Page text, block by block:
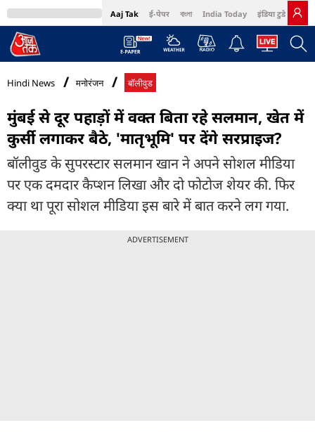
Aaj Tak ई-पेपर বাংলা India Today इंडिया टुडे हिंदी
MumbaiTak Cosmopolitan Harper's Bazaar Northeast
Hindi News मनोरंजन बॉलीवुड
मुंबई से दूर पहाड़ों में वक्त बिता रहे सलमान, खेत में
कुर्सी लगाकर बैठे, 'मातृभूमि' पर देंगे सरप्राइज?
बॉलीवुड के सुपरस्टार सलमान खान ने अपने सोशल मीडिया
पर एक दमदार कैप्शन लिखा और दो फोटोज शेयर की. फिर
क्या था पूरा सोशल मीडिया इस बारे में बात करने लग गया.
ADVERTISEMENT